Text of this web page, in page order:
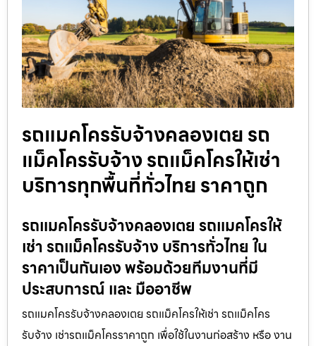
รถแมคโครรับจ้างคลองเตย รถ
แม็คโครรับจ้าง รถแม็คโครให้เช่า
บริการทุกพื้นที่ทั่วไทย ราคาถูก
รถแมคโครรับจ้างคลองเตย รถแมคโครให้
เช่า รถแม็คโครรับจ้าง บริการทั่วไทย ใน
ราคาเป็นกันเอง พร้อมด้วยทีมงานที่มี
ประสบการณ์ และ มืออาชีพ
รถแมคโครรับจ้างคลองเตย รถแม็คโครให้เช่า รถแม็คโคร
รับจ้าง เช่ารถแม็คโครราคาถูก เพื่อใช้ในงานก่อสร้าง หรือ งาน